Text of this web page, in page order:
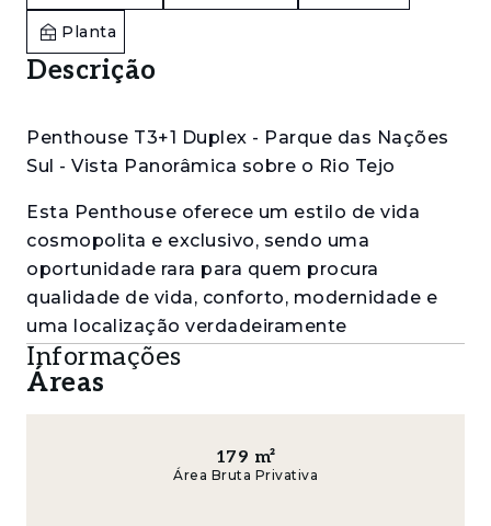
Planta
Descrição
Penthouse T3+1 Duplex - Parque das Nações
Sul - Vista Panorâmica sobre o Rio Tejo
Esta Penthouse oferece um estilo de vida
cosmopolita e exclusivo, sendo uma
oportunidade rara para quem procura
qualidade de vida, conforto, modernidade e
uma localização verdadeiramente
privilegiada, com excelentes vistas
panorâmicas sobre o Rio Tejo e o Parque das
Nações.
Com uma área bruta privativa de 178 m² e
uma generosa área exterior, composta por 3
Informações
Áreas
179 m²
Área Bruta Privativa